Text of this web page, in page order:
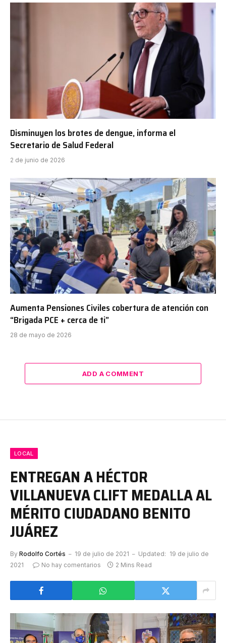
Disminuyen los brotes de dengue, informa el
Secretario de Salud Federal
2 de junio de 2026
Aumenta Pensiones Civiles cobertura de atención con
“Brigada PCE + cerca de ti”
28 de mayo de 2026
ADD A COMMENT
LOCAL
ENTREGAN A HÉCTOR
VILLANUEVA CLIFT MEDALLA AL
MÉRITO CIUDADANO BENITO
JUÁREZ
By Rodolfo Cortés 19 de julio de 2021 Updated: 19 de julio de
2021
No hay comentarios 2 Mins Read